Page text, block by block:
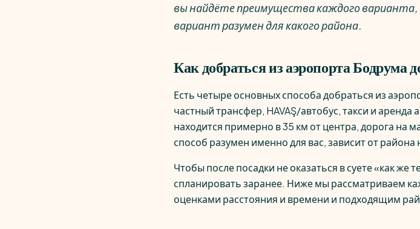
вы найдёте преимущества каждого варианта,
вариант разумен для какого района.
Как добраться из аэропорта Бодрума
Есть четыре основных способа добраться из
частный трансфер, HAVAŞ/автобус, такси и
находится примерно в 35 км от центра, дорога на
способ разумен именно для вас, зависит от
Чтобы после посадки не оказаться в суете «как же
спланировать заранее. Ниже мы рассматриваем
оценками расстояния и времени и подходящим